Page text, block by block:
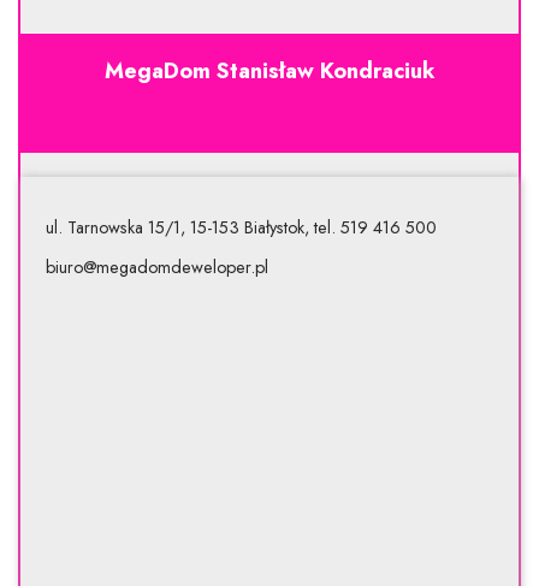
MegaDom Stanisław Kondraciuk
ul. Tarnowska 15/1, 15-153 Białystok, tel. 519 416 500
biuro@megadomdeweloper.pl